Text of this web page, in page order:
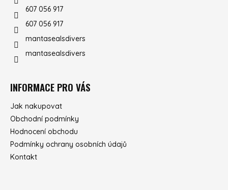
607 056 917
607 056 917
mantasealsdivers
mantasealsdivers
INFORMACE PRO VÁS
Jak nakupovat
Obchodní podmínky
Hodnocení obchodu
Podmínky ochrany osobních údajů
Kontakt